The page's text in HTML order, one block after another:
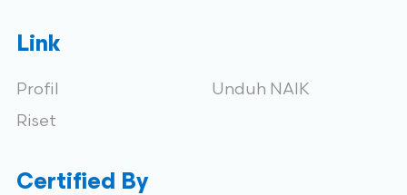
Link
Profil
Riset
Unduh NAIK
Certified By